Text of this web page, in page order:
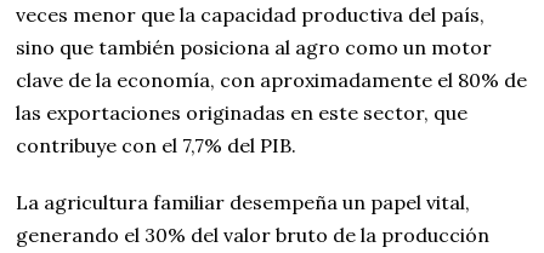
veces menor que la capacidad productiva del país,
sino que también posiciona al agro como un motor
clave de la economía, con aproximadamente el 80% de
las exportaciones originadas en este sector, que
contribuye con el 7,7% del PIB.
La agricultura familiar desempeña un papel vital,
generando el 30% del valor bruto de la producción